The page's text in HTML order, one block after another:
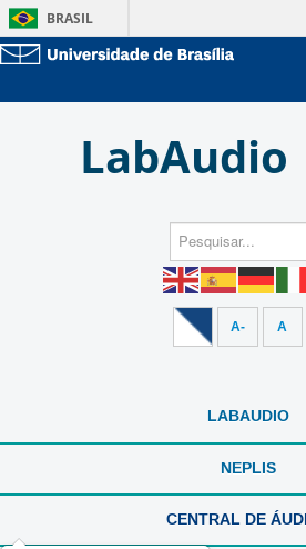
BRASIL
LabAudio
A- A
LABAUDIO
NEPLIS
CENTRAL DE